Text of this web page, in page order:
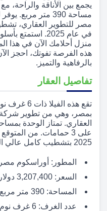
مساحة 390 متر
مصر للتطوير العقاري،
في عام 2025.
منزل أحلامك الآن في هذا
هذه الفرصة تفوتك، احجز
بالرفاهية والتميز.
تفاصيل العقار
تقع هذه
بمصر، وهي من تطوير شركة
2025 بتشطيب كامل عالي الجودة.
المطور: أوراسكوم
السعر: 3,207,400 دولار
المساحة: 390 متر مربع
عدد الغرف: 6 غرف نوم